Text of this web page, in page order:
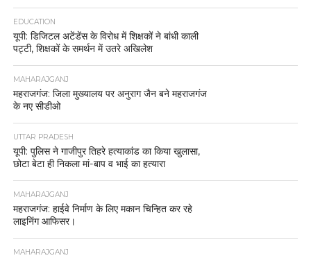
EDUCATION
यूपी: डिजिटल अटेंडेंस के विरोध में शिक्षकों ने बांधी काली
पट्टी, शिक्षकों के समर्थन में उतरे अखिलेश
MAHARAJGANJ
महराजगंज: जिला मुख्यालय पर अनुराग जैन बने महराजगंज
के नए सीडीओ
UTTAR PRADESH
यूपी: पुलिस ने गाजीपुर तिहरे हत्याकांड का किया खुलासा,
छोटा बेटा ही निकला मां-बाप व भाई का हत्यारा
MAHARAJGANJ
महराजगंज: हाईवे निर्माण के लिए मकान चिन्हित कर रहे
लाइनिंग आफिसर।
MAHARAJGANJ